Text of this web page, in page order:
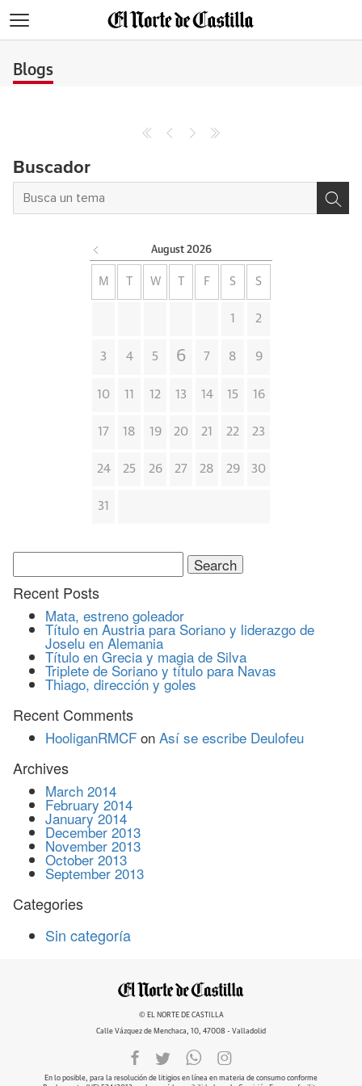
Blogs
Buscador
August 2026
M W F S S
1 2
3 4 5 6 7 8 9
10 11 12 13 14 15 16
17 18 19 20 21 22 23
24 25 26 27 28 29 30
31
Search
for:
Recent Posts
Mata, estreno goleador
Título en Austria para Soriano y liderazgo de
Joselu en Alemania
Título en Grecia y magia de Silva
Triplete de Soriano y título para Navas
Thiago, dirección y goles
Recent Comments
HooliganRMCF on Así se escribe Deulofeu
Archives
March 2014
February 2014
January 2014
December 2013
November 2013
October 2013
September 2013
Categories
Sin categoría
© EL NORTE DE CASTILLA
Calle Vázquez de Menchaca, 10, 47008 - Valladolid
En lo posible, para la resolución de litigios en línea en materia de consumo conforme